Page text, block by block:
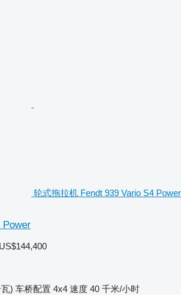
轮式拖拉机 Fendt 939 Vario S4 Power
Power
) 车桥配置 4x4 速度 40 千米/小时